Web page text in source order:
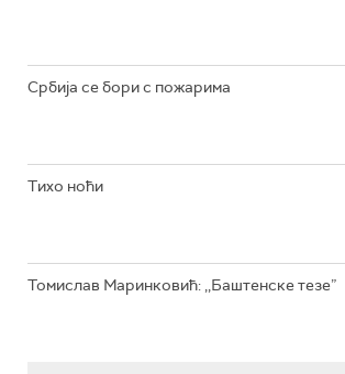
Србија се бори с пожарима
Тихо ноћи
Томислав Маринковић: ,,Баштенске тезе”